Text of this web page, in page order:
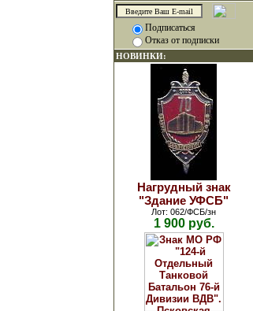
Подписаться
Отказ от подписки
НОВИНКИ:
Нагрудный знак
"Здание УФСБ"
Лот: 062/ФСБ/зн
1 900 руб.